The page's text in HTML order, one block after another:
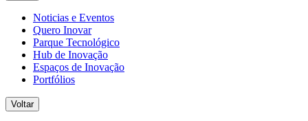
Noticias e Eventos
Quero Inovar
Parque Tecnológico
Hub de Inovação
Espaços de Inovação
Portfólios
Voltar